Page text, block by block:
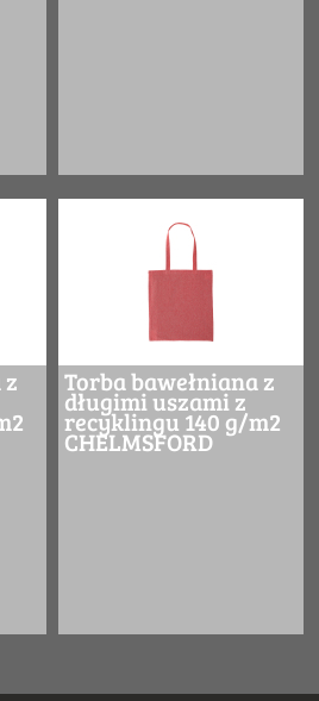
Torba bawełniana z
długimi uszami z
recyklingu 140 g/m2
CHELMSFORD